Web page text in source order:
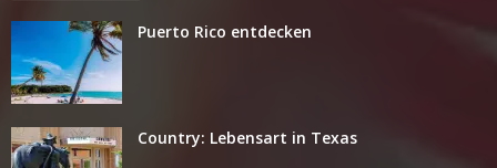
Puerto Rico entdecken
Country: Lebensart in Texas